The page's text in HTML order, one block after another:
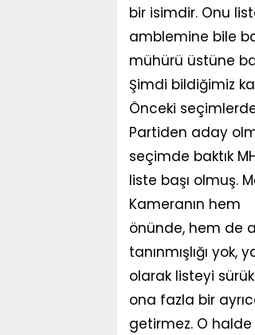
bir isimdir. Onu
amblemine bile
mühürü üstüne
Şimdi bildiğimiz
Önceki
Partiden aday
seçimde baktık
liste başı olmuş.
Kameranın hem
önünde, hem de
tanınmışlığı yok,
olarak listeyi
ona fazla bir
getirmez. O